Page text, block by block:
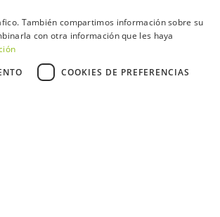
También compartimos información sobre su
con otra información que les haya
COOKIES DE PREFERENCIAS